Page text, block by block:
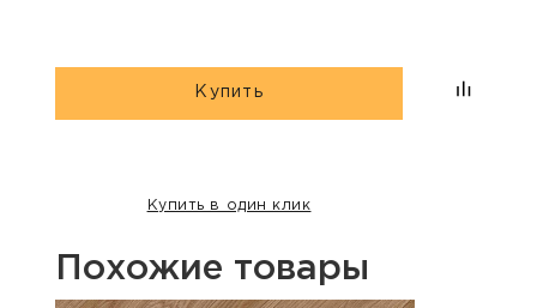
Купить
Купить в один клик
Похожие товары